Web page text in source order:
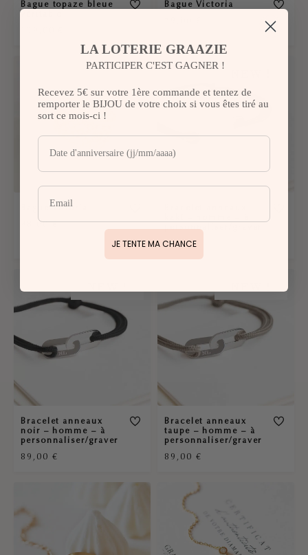
Bague topaze bleue
véritable
Bague Victoria
Bague Vittoria
98,00€
89,00€
Bracelet anneaux
noir – homme – à
personnaliser/graver
89,00 €
Bracelet anneaux
taupe – homme – à
personnaliser/graver
89,00 €
LA LOTERIE GRAAZIE
PARTICIPER C'EST GAGNER !
Recevez 5€ sur votre 1ère commande et tentez de
remporter le BIJOU de votre choix si vous êtes tiré au
sort ce mois-ci !
JE TENTE MA CHANCE